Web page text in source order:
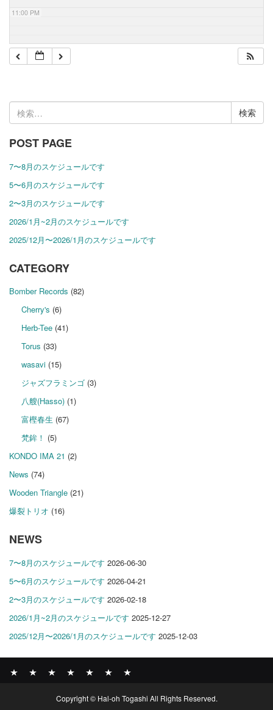
11:00 PM
検
索:
POST PAGE
7〜8月のスケジュールです
5〜6月のスケジュールです
2〜3月のスケジュールです
2026/1月~2月のスケジュールです
2025/12月〜2026/1月のスケジュールです
CATEGORY
Bomber Records (82)
Cherry's (6)
Herb-Tee(41)
Torus (33)
wasavi(15)
ジャズフラミンゴ(3)
八艘(Hasso)(1)
富樫春生 (67)
梵鉾！ (5)
KONDO IMA 21 (2)
News (74)
Wooden Triangle (21)
爆裂トリオ (16)
NEWS
7〜8月のスケジュールです 2026-06-30
5〜6月のスケジュールです 2026-04-21
2〜3月のスケジュールです 2026-02-18
2026/1月~2月のスケジュールです 2025-12-27
2025/12月〜2026/1月のスケジュールです 2025-12-03
RECORDS
PROFILE
Copyright © Hal-oh Togashi All Rights Reserved.